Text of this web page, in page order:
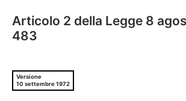
Articolo 2 della Legge 8
483
Versione
10 settembre 1972